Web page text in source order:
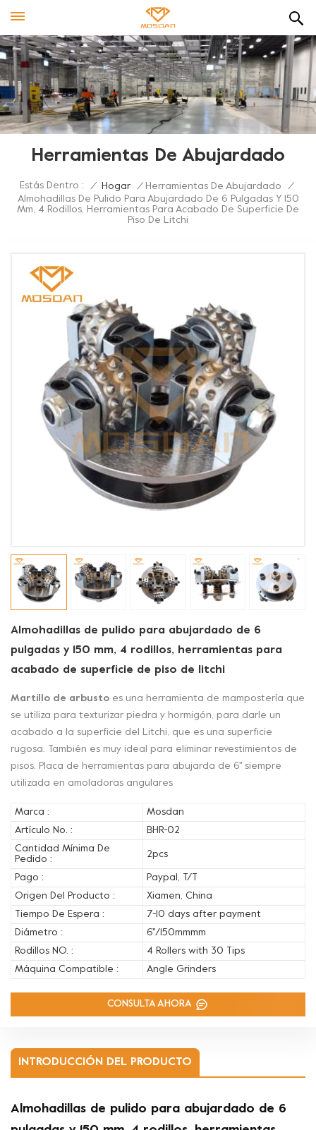
Herramientas De Abujardado
Estás Dentro : / Hogar / Herramientas De Abujardado
/
Almohadillas De Pulido Para Abujardado De 6 Pulgadas Y 150
Mm, 4 Rodillos, Herramientas Para Acabado De Superficie De
Piso De Litchi
Almohadillas de pulido para abujardado de 6
pulgadas y 150 mm, 4 rodillos, herramientas para
acabado de superficie de piso de litchi
Martillo de arbusto es una herramienta de mampostería que
se utiliza para texturizar piedra y hormigón, para darle un
acabado a la superficie del Litchi, que es una superficie
rugosa. También es muy ideal para eliminar revestimientos de
pisos. Placa de herramientas para abujarda de 6'' siempre
utilizada en amoladoras angulares
Marca :
Mosdan
Artículo No. :
BHR-02
Cantidad Mínima De
Pedido :
2pcs
Pago :
Paypal, T/T
Origen Del Producto :
Xiamen, China
Tiempo De Espera :
7-10 days after payment
Diámetro :
6''/150mmmm
Rodillos NO. :
4 Rollers with 30 Tips
Máquina Compatible :
Angle Grinders
CONSULTA AHORA
INTRODUCCIÓN DEL PRODUCTO
Almohadillas de pulido para abujardado de 6